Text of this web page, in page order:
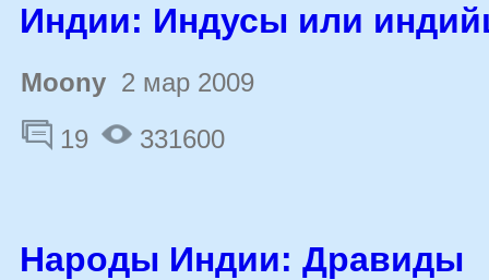
Индии: Индусы или
Moony 2 мар 2009
19
331600
Народы Индии: Дравиды